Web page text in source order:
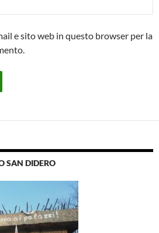
e sito web in questo browser per la
SAN DIDERO